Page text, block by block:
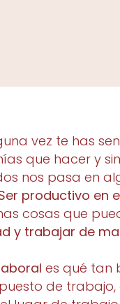
vez te has
que hacer y
nos pasa en
productivo en
cosas que
y trabajar de
es qué tan
de